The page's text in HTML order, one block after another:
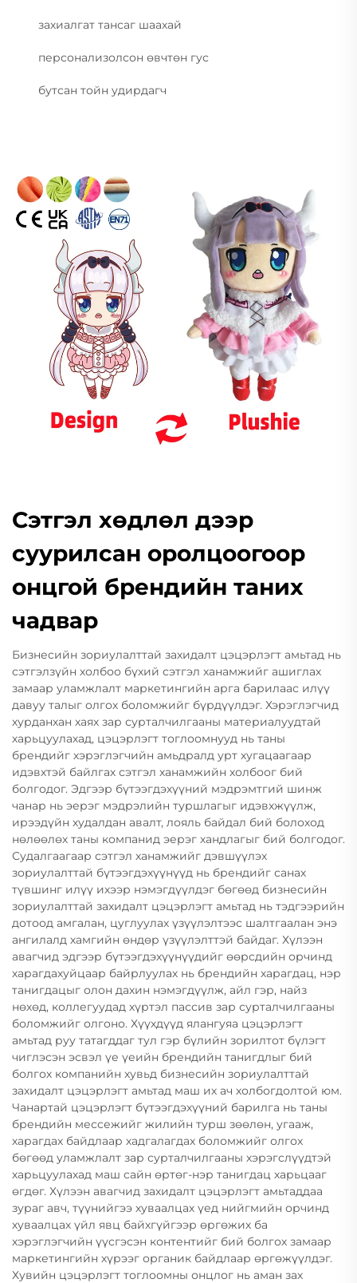
захиалгат тансаг шаахай
персонализолсон өвчтөн гус
бутсан тойн удирдагч
Сэтгэл хөдлөл дээр
суурилсан оролцоогоор
онцгой брендийн таних
чадвар
Бизнесийн зориулалттай захидалт цэцэрлэгт амьтад нь
сэтгэлзүйн холбоо бүхий сэтгэл ханамжийг ашиглах
замаар уламжлалт маркетингийн арга барилаас илүү
давуу талыг олгох боломжийг бүрдүүлдэг. Хэрэглэгчид
хурданхан хаях зар сурталчилгааны материалуудтай
харьцуулахад, цэцэрлэгт тоглоомнууд нь таны
брендийг хэрэглэгчийн амьдралд урт хугацаагаар
идэвхтэй байлгах сэтгэл ханамжийн холбоог бий
болгодог. Эдгээр бүтээгдэхүүний мэдрэмтгий шинж
чанар нь эерэг мэдрэлийн туршлагыг идэвхжүүлж,
ирээдүйн худалдан авалт, лояль байдал бий болоход
нөлөөлөх таны компанид эерэг хандлагыг бий болгодог.
Судалгаагаар сэтгэл ханамжийг дэвшүүлэх
зориулалттай бүтээгдэхүүнүүд нь брендийг санах
түвшинг илүү ихээр нэмэгдүүлдэг бөгөөд бизнесийн
зориулалттай захидалт цэцэрлэгт амьтад нь тэдгээрийн
дотоод амгалан, цуглуулах үзүүлэлтээс шалтгаалан энэ
ангилалд хамгийн өндөр үзүүлэлттэй байдаг. Хүлээн
авагчид эдгээр бүтээгдэхүүнүүдийг өөрсдийн орчинд
харагдахуйцаар байрлуулах нь брендийн харагдац, нэр
танигдацыг олон дахин нэмэгдүүлж, айл гэр, найз
нөхөд, коллегуудад хүртэл пассив зар сурталчилгааны
боломжийг олгоно. Хүүхдүүд ялангуяа цэцэрлэгт
амьтад руу татагддаг тул гэр бүлийн зорилтот бүлэгт
чиглэсэн эсвэл үе үеийн брендийн танигдлыг бий
болгох компанийн хувьд бизнесийн зориулалттай
захидалт цэцэрлэгт амьтад маш их ач холбогдолтой юм.
Чанартай цэцэрлэгт бүтээгдэхүүний барилга нь таны
брендийн мессежийг жилийн турш зөөлөн, угааж,
харагдах байдлаар хадгалагдах боломжийг олгох
бөгөөд уламжлалт зар сурталчилгааны хэрэгслүүдтэй
харьцуулахад маш сайн өртөг-нэр танигдац харьцааг
өгдөг. Хүлээн авагчид захидалт цэцэрлэгт амьтаддаа
зураг авч, түүнийгээ хуваалцах үед нийгмийн орчинд
хуваалцах үйл явц байхгүйгээр өргөжих ба
хэрэглэгчийн үүсгэсэн контентийг бий болгох замаар
маркетингийн хүрээг органик байдлаар өргөжүүлдэг.
Хувийн цэцэрлэгт тоглоомны онцлог нь аман зах